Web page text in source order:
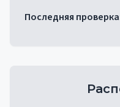
Последняя проверка